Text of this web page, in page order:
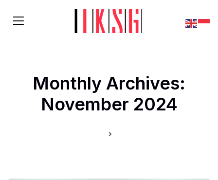
Monthly Archives:
November 2024